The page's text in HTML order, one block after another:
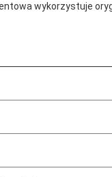
wykorzystuje